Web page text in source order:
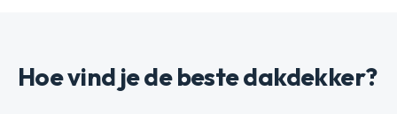
Hoe vind je de beste dakdekker?